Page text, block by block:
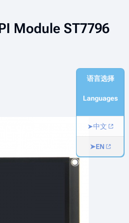
Module ST7796
语言选择
Languages
➤中文
➤EN